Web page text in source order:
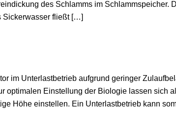
des Schlamms im Schlammspeicher.
Sickerwasser fließt […]
im Unterlastbetrieb aufgrund geringer
optimalen Einstellung der Biologie lassen sich
Höhe einstellen. Ein Unterlastbetrieb kann